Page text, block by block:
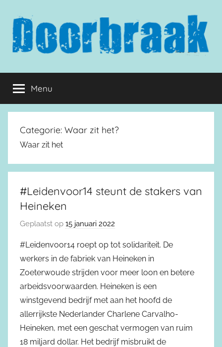
inhoud
springen
Doorbraak.eu
Menu
Categorie: Waar zit het?
Waar zit het
#Leidenvoor14 steunt de stakers van
Heineken
Geplaatst op 15 januari 2022
#Leidenvoor14 roept op tot solidariteit. De
werkers in de fabriek van Heineken in
Zoeterwoude strijden voor meer loon en betere
arbeidsvoorwaarden. Heineken is een
winstgevend bedrijf met aan het hoofd de
allerrijkste Nederlander Charlene Carvalho-
Heineken, met een geschat vermogen van ruim
18 miljard dollar. Het bedrijf misbruikt de